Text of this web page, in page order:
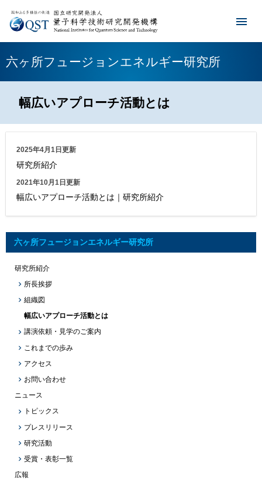
六ヶ所フュージョンエネルギー研究所
幅広いアプローチ活動とは
2025年4月1日更新
研究所紹介
2021年10月1日更新
幅広いアプローチ活動とは｜研究所紹介
六ヶ所フュージョンエネルギー研究所
研究所紹介
所長挨拶
組織図
幅広いアプローチ活動とは
講演依頼・見学のご案内
これまでの歩み
アクセス
お問い合わせ
ニュース
トピックス
プレスリリース
研究活動
受賞・表彰一覧
広報